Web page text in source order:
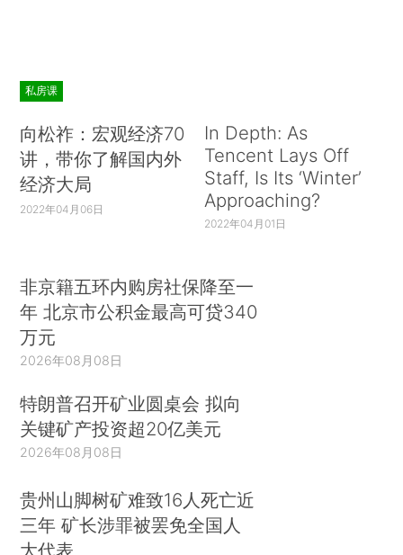
私房课
向松祚：宏观经济70
讲，带你了解国内外
经济大局
2022年04月06日
In Depth: As
Tencent Lays Off
Staff, Is Its ‘Winter’
Approaching?
2022年04月01日
非京籍五环内购房社保降至一
年 北京市公积金最高可贷340
万元
2026年08月08日
特朗普召开矿业圆桌会 拟向
关键矿产投资超20亿美元
2026年08月08日
贵州山脚树矿难致16人死亡近
三年 矿长涉罪被罢免全国人
大代表